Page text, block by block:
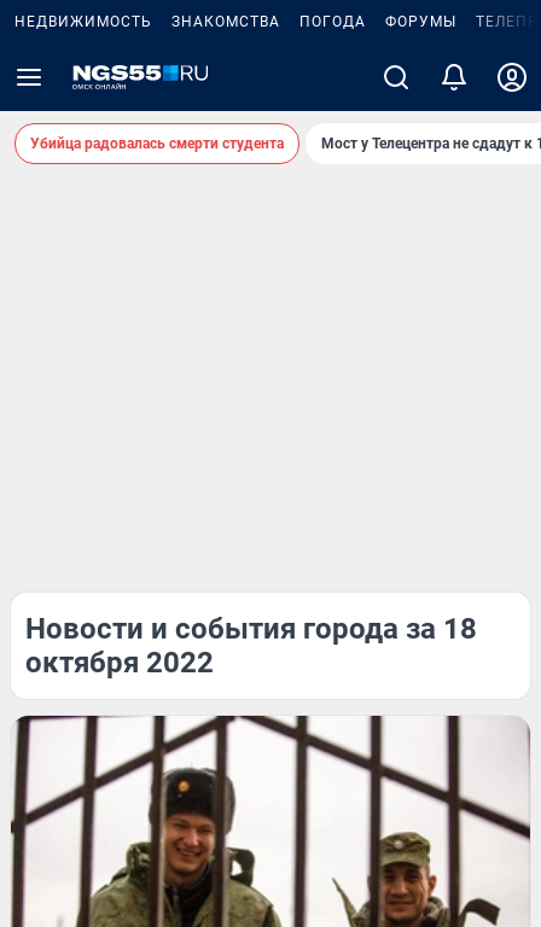
НЕДВИЖИМОСТЬ ЗНАКОМСТВА ПОГОДА ФОРУМЫ
Убийца радовалась смерти студента Мост у Телецентра не сдадут к
Новости и события города за 18
октября 2022